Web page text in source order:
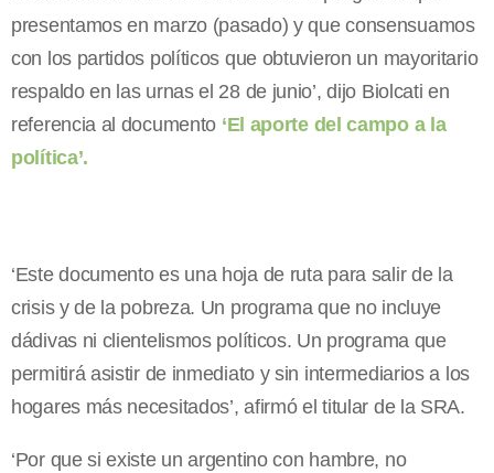
presentamos en marzo (pasado) y que consensuamos
con los partidos políticos que obtuvieron un mayoritario
respaldo en las urnas el 28 de junio’, dijo Biolcati en
referencia al documento ‘El aporte del campo a la
política’.
‘Este documento es una hoja de ruta para salir de la
crisis y de la pobreza. Un programa que no incluye
dádivas ni clientelismos políticos. Un programa que
permitirá asistir de inmediato y sin intermediarios a los
hogares más necesitados’, afirmó el titular de la SRA.
‘Por que si existe un argentino con hambre, no